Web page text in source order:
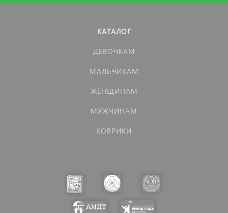
КАТАЛОГ
ДЕВОЧКАМ
МАЛЬЧИКАМ
ЖЕНЩИНАМ
МУЖЧИНАМ
КОВРИКИ